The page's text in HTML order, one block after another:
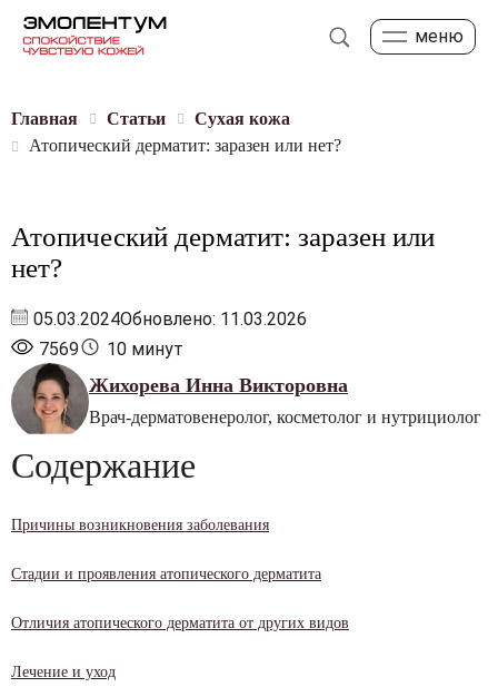
меню
Главная Статьи
Сухая кожа
Атопический дерматит: заразен или нет?
Атопический дерматит: заразен или
нет?
05.03.2024Обновлено: 11.03.2026
7569
10 минут
Жихорева Инна Викторовна
Врач-дерматовенеролог, косметолог и нутрициолог
Содержание
Причины возникновения заболевания
Стадии и проявления атопического дерматита
Отличия атопического дерматита от других видов
Лечение и уход